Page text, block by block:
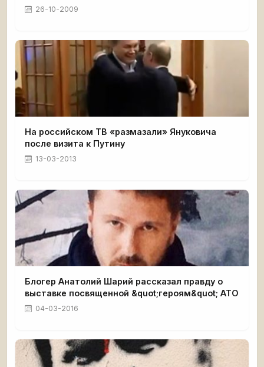
26-10-2009
На российском ТВ «размазали» Януковича
после визита к Путину
13-03-2013
Блогер Анатолий Шарий рассказал правду о
выставке посвященной &quot;героям&quot; АТО
04-03-2016